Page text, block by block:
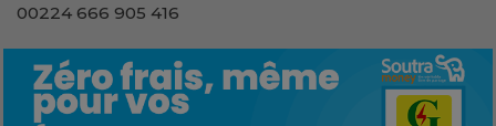
00224 666 905 416